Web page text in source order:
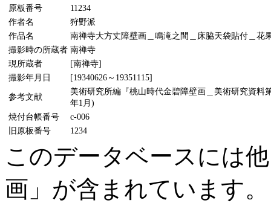
原板番号
11234
作者名
狩野派
作品名
南禅寺大方丈障壁画＿鳴滝之間＿床脇天袋貼付＿花
撮影時の所蔵者 南禅寺
現所蔵者
[南禅寺]
撮影年月日
[19340626～19351115]
参考文献
美術研究所編『桃山時代金碧障壁画＿美術研究資料
年1月)
焼付台帳番号
c-006
旧原板番号
1234
このデータベースには
画」が含まれています。